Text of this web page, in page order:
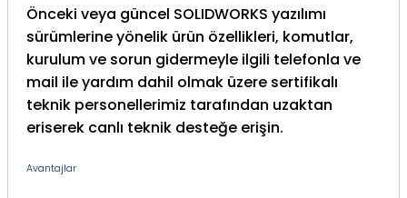
Önceki veya güncel SOLIDWORKS yazılımı
sürümlerine yönelik ürün özellikleri, komutlar,
kurulum ve sorun gidermeyle ilgili telefonla ve
mail ile yardım dahil olmak üzere sertifikalı
teknik personellerimiz tarafından uzaktan
eriserek canlı teknik desteğe erişin.
Avantajlar